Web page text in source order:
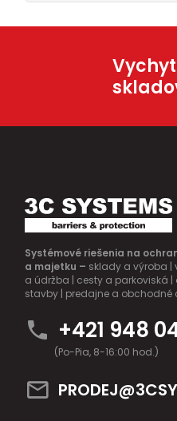
Systémové riešenia na
a majetku – sklady a výroba |
a údržba | cesty a parkoviská |
stavby | predajne a obchodné
+421 948
(Po-Pia, 8-16:00 hod.)